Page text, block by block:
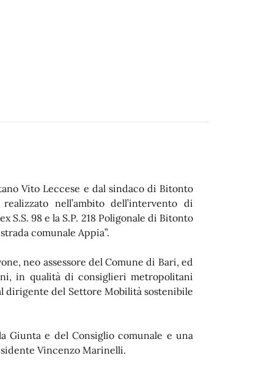
Vito Leccese e dal sindaco di Bitonto
nell’ambito dell’intervento di
S.S. 98 e la S.P. 218 Poligonale di Bitonto
comunale Appia”.
neo assessore del Comune di Bari, ed
in qualità di consiglieri metropolitani
dirigente del Settore Mobilità sostenibile
Giunta e del Consiglio comunale e una
Vincenzo Marinelli.